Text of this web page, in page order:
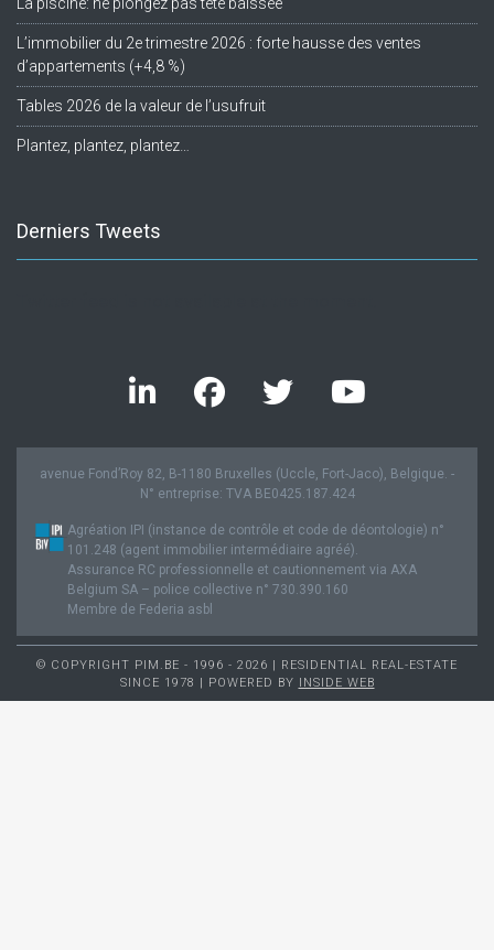
L’immobilier du 2e trimestre 2026 : forte hausse des ventes
d’appartements (+4,8 %)
Tables 2026 de la valeur de l’usufruit
Plantez, plantez, plantez…
Derniers Tweets
avenue Fond’Roy 82, B-1180 Bruxelles (Uccle, Fort-Jaco), Belgique. -
N° entreprise: TVA BE0425.187.424
Agréation IPI (instance de contrôle et code de déontologie) n°
101.248 (agent immobilier intermédiaire agréé).
Assurance RC professionnelle et cautionnement via AXA
Belgium SA – police collective n° 730.390.160
Membre de Federia asbl
© COPYRIGHT PIM.BE - 1996 - 2026 | RESIDENTIAL REAL-ESTATE
SINCE 1978 | POWERED BY INSIDE WEB